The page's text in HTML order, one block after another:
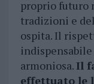
proprio futuro
tradizioni e
ospita. Il
indispensabile
armoniosa. Il
effettuato le